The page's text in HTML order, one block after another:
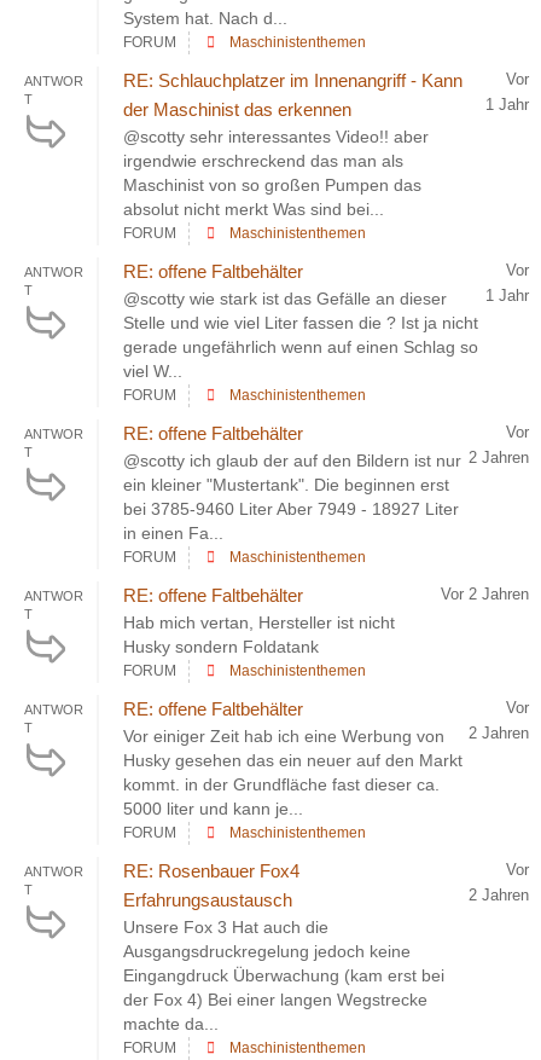
System hat. Nach d...
FORUM Maschinistenthemen
ANTWOR
T
RE: Schlauchplatzer im Innenangriff - Kann
der Maschinist das erkennen
@scotty sehr interessantes Video!! aber
irgendwie erschreckend das man als
Maschinist von so großen Pumpen das
absolut nicht merkt Was sind bei...
Vor
1 Jahr
FORUM Maschinistenthemen
ANTWOR
T
RE: offene Faltbehälter
@scotty wie stark ist das Gefälle an dieser
Stelle und wie viel Liter fassen die ? Ist ja nicht
gerade ungefährlich wenn auf einen Schlag so
viel W...
Vor
1 Jahr
FORUM Maschinistenthemen
ANTWOR
T
RE: offene Faltbehälter
@scotty ich glaub der auf den Bildern ist nur
ein kleiner "Mustertank". Die beginnen erst
bei 3785-9460 Liter Aber 7949 - 18927 Liter
in einen Fa...
Vor
2 Jahren
FORUM Maschinistenthemen
ANTWOR
T
RE: offene Faltbehälter
Hab mich vertan, Hersteller ist nicht
Husky sondern Foldatank
Vor 2 Jahren
FORUM Maschinistenthemen
ANTWOR
T
RE: offene Faltbehälter
Vor einiger Zeit hab ich eine Werbung von
Husky gesehen das ein neuer auf den Markt
kommt. in der Grundfläche fast dieser ca.
5000 liter und kann je...
Vor
2 Jahren
FORUM Maschinistenthemen
ANTWOR
T
RE: Rosenbauer Fox4
Erfahrungsaustausch
Unsere Fox 3 Hat auch die
Ausgangsdruckregelung jedoch keine
Eingangdruck Überwachung (kam erst bei
der Fox 4) Bei einer langen Wegstrecke
machte da...
Vor
2 Jahren
FORUM Maschinistenthemen